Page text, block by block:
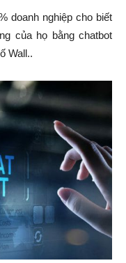
doanh nghiệp cho biết
của họ bằng chatbot
Wall..